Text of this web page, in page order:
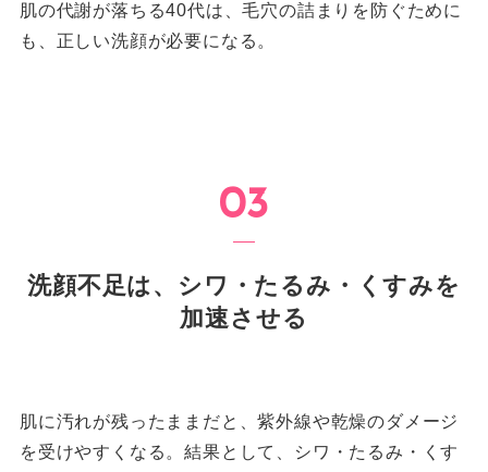
肌の代謝が落ちる40代は、毛穴の詰まりを防ぐために
も、正しい洗顔が必要になる。
洗顔不足は、シワ・たるみ・くすみを
加速させる
肌に汚れが残ったままだと、紫外線や乾燥のダメージ
を受けやすくなる。結果として、シワ・たるみ・くす